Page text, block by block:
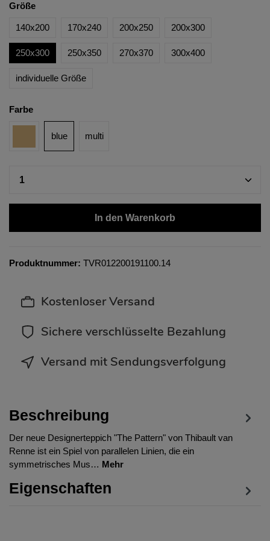
Größe
140x200 170x240 200x250 200x300
250x300 250x350 270x370 300x400
individuelle Größe
Farbe
blue multi
In den Warenkorb
Produktnummer: TVR012200191100.14
Kostenloser Versand
Sichere verschlüsselte Bezahlung
Versand mit Sendungsverfolgung
Beschreibung
Der neue Designerteppich "The Pattern" von Thibault van
Renne ist ein Spiel von parallelen Linien, die ein
symmetrisches Mus… Mehr
Eigenschaften